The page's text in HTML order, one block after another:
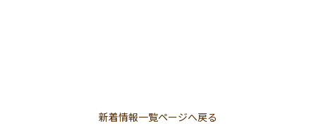
新着情報一覧ページへ戻る